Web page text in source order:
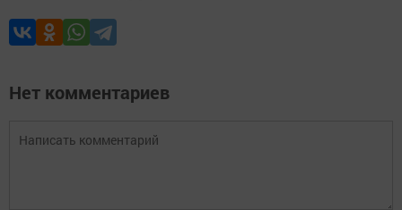
Нет комментариев